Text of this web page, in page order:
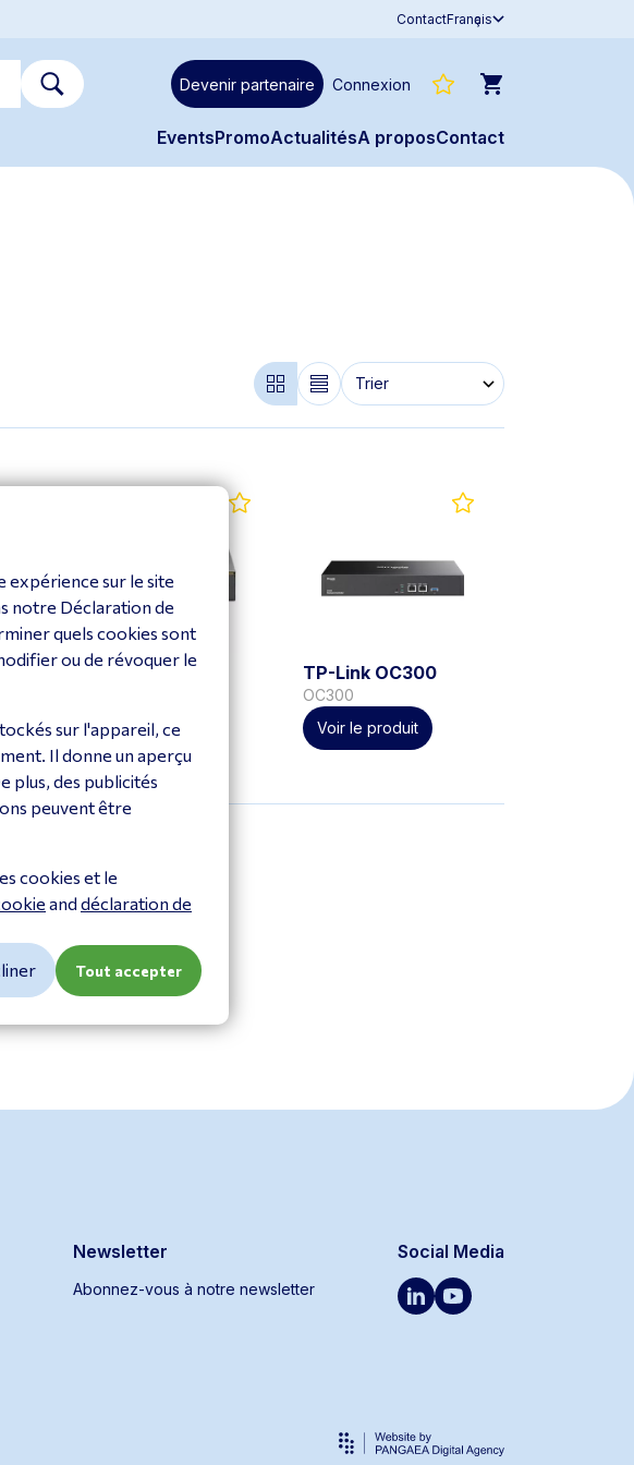
ContactFranҫais
Devenir partenaire Connexion
ÉventsPromoActualitésÀ proposContact
TP-Link OC200
Voir le produit
TP-Link OC300
OC300
Voir le produit
Newsletter
Abonnez-vous à notre newsletter
Social Media
expérience sur le site
notre Déclaration de
quels cookies sont
ou de révoquer le
sur l'appareil, ce
Il donne un aperçu
plus, des publicités
peuvent être
cookies et le
and déclaration de
Tout accepter